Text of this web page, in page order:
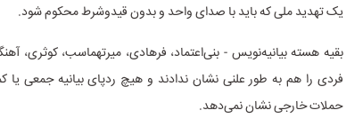
یک تهدید ملی که باید با صدای واحد و بدون قیدوشرط محکوم شود.
بقیه هسته بیانیه‌نویس - بنی‌اعتماد، فرهادی، میرتهماسب، کوثری،
فردی را هم به طور علنی نشان ندادند و هیچ ردپای بیانیه جمعی یا
حملات خارجی نشان نمی‌دهد.